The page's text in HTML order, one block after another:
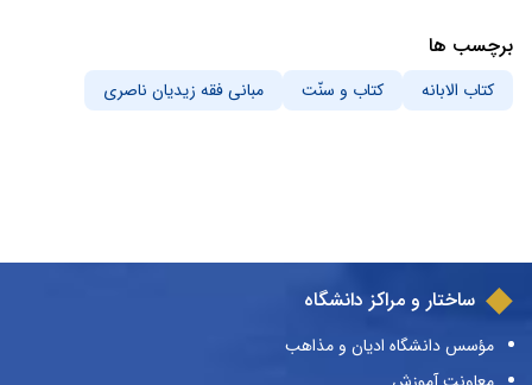
برچسب ها
کتاب الابانه کتاب و سنّت مبانی فقه زیدیان ناصری
ساختار و مراکز دانشگاه
مؤسس دانشگاه ادیان و مذاهب